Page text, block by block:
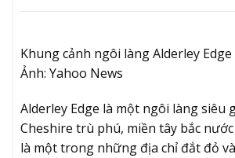
Khung cảnh ngôi làng Alderley
Ảnh: Yahoo News
Alderley Edge là một ngôi làng siêu
Cheshire trù phú, miền tây bắc
là một trong những địa chỉ đắt đỏ